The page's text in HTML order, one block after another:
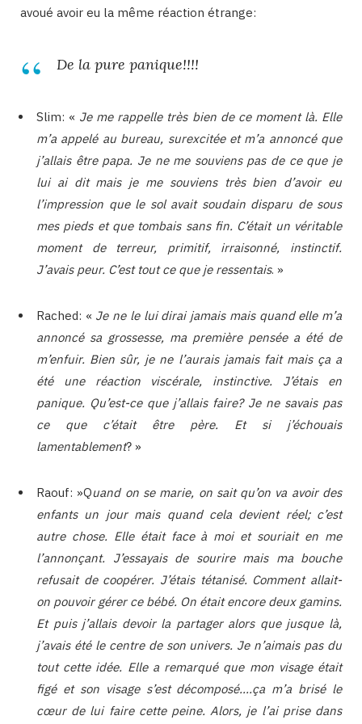
avoué avoir eu la même réaction étrange:
De la pure panique!!!!
Slim: « Je me rappelle très bien de ce moment là. Elle
m’a appelé au bureau, surexcitée et m’a annoncé que
j’allais être papa. Je ne me souviens pas de ce que je
lui ai dit mais je me souviens très bien d’avoir eu
l’impression que le sol avait soudain disparu de sous
mes pieds et que tombais sans fin. C’était un véritable
moment de terreur, primitif, irraisonné, instinctif.
J’avais peur. C’est tout ce que je ressentais. »
Rached: « Je ne le lui dirai jamais mais quand elle m’a
annoncé sa grossesse, ma première pensée a été de
m’enfuir. Bien sûr, je ne l’aurais jamais fait mais ça a
été une réaction viscérale, instinctive. J’étais en
panique. Qu’est-ce que j’allais faire? Je ne savais pas
ce que c’était être père. Et si j’échouais
lamentablement? »
Raouf: »Quand on se marie, on sait qu’on va avoir des
enfants un jour mais quand cela devient réel; c’est
autre chose. Elle était face à moi et souriait en me
l’annonçant. J’essayais de sourire mais ma bouche
refusait de coopérer. J’étais tétanisé. Comment allait-
on pouvoir gérer ce bébé. On était encore deux gamins.
Et puis j’allais devoir la partager alors que jusque là,
j’avais été le centre de son univers. Je n’aimais pas du
tout cette idée. Elle a remarqué que mon visage était
figé et son visage s’est décomposé….ça m’a brisé le
cœur de lui faire cette peine. Alors, je l’ai prise dans